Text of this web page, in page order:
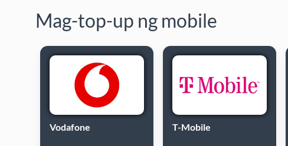
Mag-top-up ng mobile
Vodafone T-Mobile